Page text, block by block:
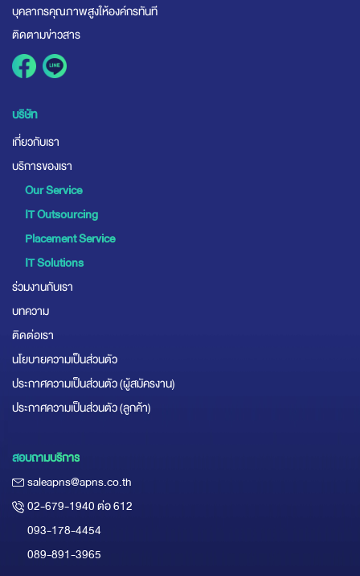
บุคลากรคุณภาพสูงให้องค์กรทันที
ติดตามข่าวสาร
บริษัท
เกี่ยวกับเรา
บริการของเรา
Our Service
IT Outsourcing
Placement Service
IT Solutions
ร่วมงานกับเรา
บทความ
ติดต่อเรา
นโยบายความเป็นส่วนตัว
ประกาศความเป็นส่วนตัว (ผู้สมัครงาน)
ประกาศความเป็นส่วนตัว (ลูกค้า)
สอบถามบริการ
saleapns@apns.co.th
02-679-1940 ต่อ 612
093-178-4454
089-891-3965